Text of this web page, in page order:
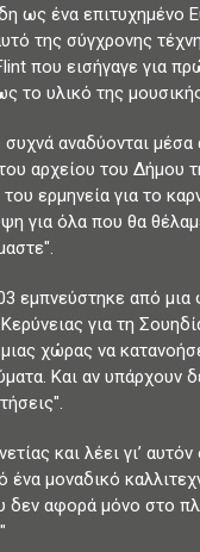
ως ένα επιτυχημένο
της σύγχρονης
που εισήγαγε για
το υλικό της
αναδύονται
αρχείου του Δήμου
ερμηνεία για το
για όλα που θα
εμπνεύστηκε από
για τη
χώρας να
Και αν υπάρχουν
και λέει γι’
μοναδικό
δεν αφορά μόνο στο